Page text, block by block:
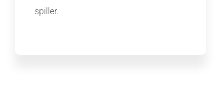
spiller.